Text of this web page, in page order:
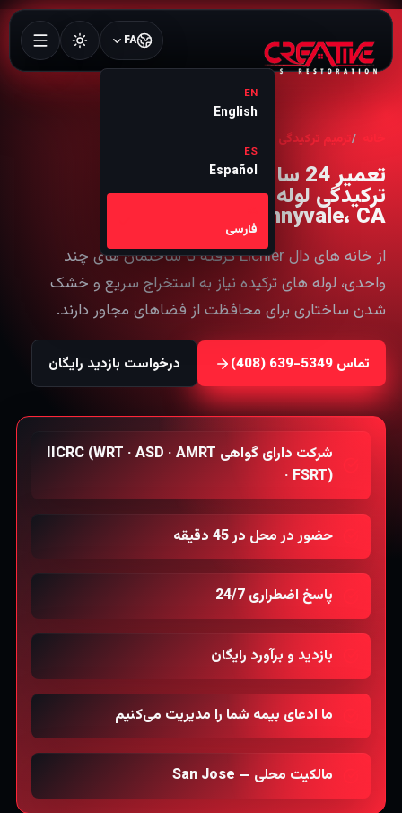
FA
EN
English
ES
Español
فارسی
ترمیم ترکیدگی لوله
تعمیر 24 ساعته
ترکیدگی لوله در
Sunnyvale، CA
از خانه های دال Eichler گرفته تا ساختمان های چند
واحدی، لوله های ترکیده نیاز به استخراج سریع و خشک
شدن ساختاری برای محافظت از فضاهای مجاور دارند.
تماس ⁦(408) 639-5349⁩ درخواست بازدید رایگان
شرکت دارای گواهی IICRC (WRT · ASD · AMRT
· FSRT)
حضور در محل در 45 دقیقه
پاسخ اضطراری 24/7
بازدید و برآورد رایگان
ما ادعای بیمه شما را مدیریت می‌کنیم
مالکیت محلی — San Jose